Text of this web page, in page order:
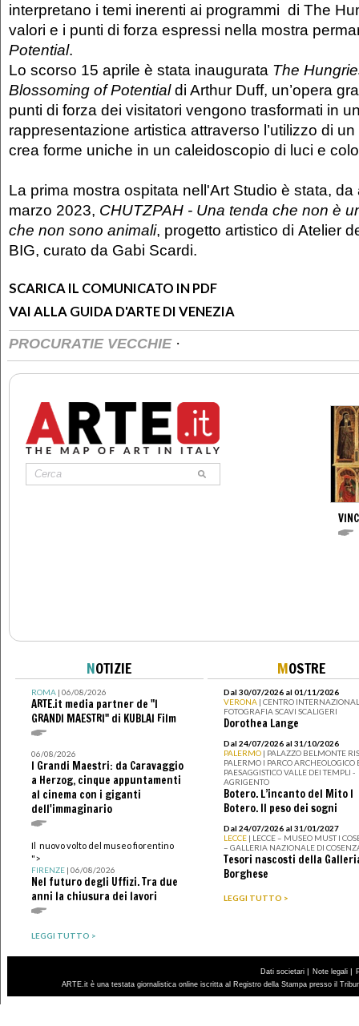
interpretano i temi inerenti ai programmi di The
valori e i punti di forza espressi nella mostra
Potential.
Lo scorso 15 aprile è stata inaugurata The
Blossoming of Potentialdi Arthur Duff, un’opera
punti di forza dei visitatori vengono trasformati in
rappresentazione artistica attraverso l’utilizzo di
crea forme uniche in un caleidoscopio di luci e
La prima mostra ospitata nell'Art Studio è stata,
marzo 2023, CHUTZPAH - Una tenda che non è
che non sono animali, progetto artistico di Atelier
BIG, curato da Gabi Scardi.
SCARICA IL COMUNICATO IN PDF
VAI ALLA GUIDA D'ARTE DI VENEZIA
PROCURATIE VECCHIE ·
NOTIZIE
ROMA| 06/08/2026
ARTE.it media partner de "I
GRANDI MAESTRI" di KUBLAI Film
06/08/2026
I Grandi Maestri: da Caravaggio
a Herzog, cinque appuntamenti
al cinema con i giganti
dell'immaginario
Il nuovo volto del museo fiorentino
">
FIRENZE| 06/08/2026
Nel futuro degli Uffizi. Tra due
anni la chiusura dei lavori
LEGGI TUTTO >
MOSTRE
Dal 30/07/2026 al 01/11/2026
VERONA | CENTRO
FOTOGRAFIA SCAVI SCALIGERI
Dorothea Lange
Dal 24/07/2026 al 31/10/2026
PALERMO | PALAZZO BELMONTE
PALERMO I PARCO ARCHEOLOGICO
PAESAGGISTICO VALLE DEI TEMPLI -
AGRIGENTO
Botero. L’incanto del Mito I
Botero. Il peso dei sogni
Dal 24/07/2026 al 31/01/2027
LECCE | LECCE – MUSEO MUST I
– GALLERIA NAZIONALE DI
Tesori nascosti della
Borghese
LEGGI TUTTO >
Dati societari | Note legali |
ARTE.it è una testata giornalistica online iscritta al Registro della Stampa presso il